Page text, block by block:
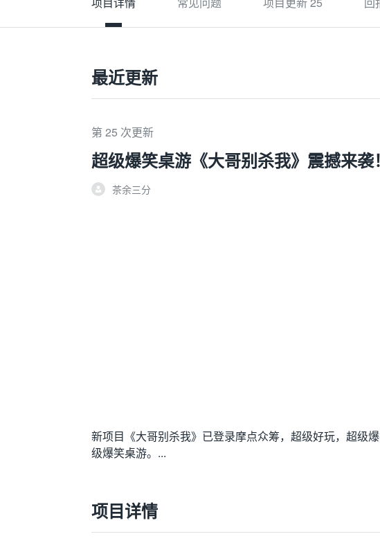
最近更新
第 25 次更新
超级爆笑桌游《大哥别杀我》震撼来袭
茶余三分
新项目《大哥别杀我》已登录摩点众筹，超级好玩，超
级爆笑桌游。...
项目详情